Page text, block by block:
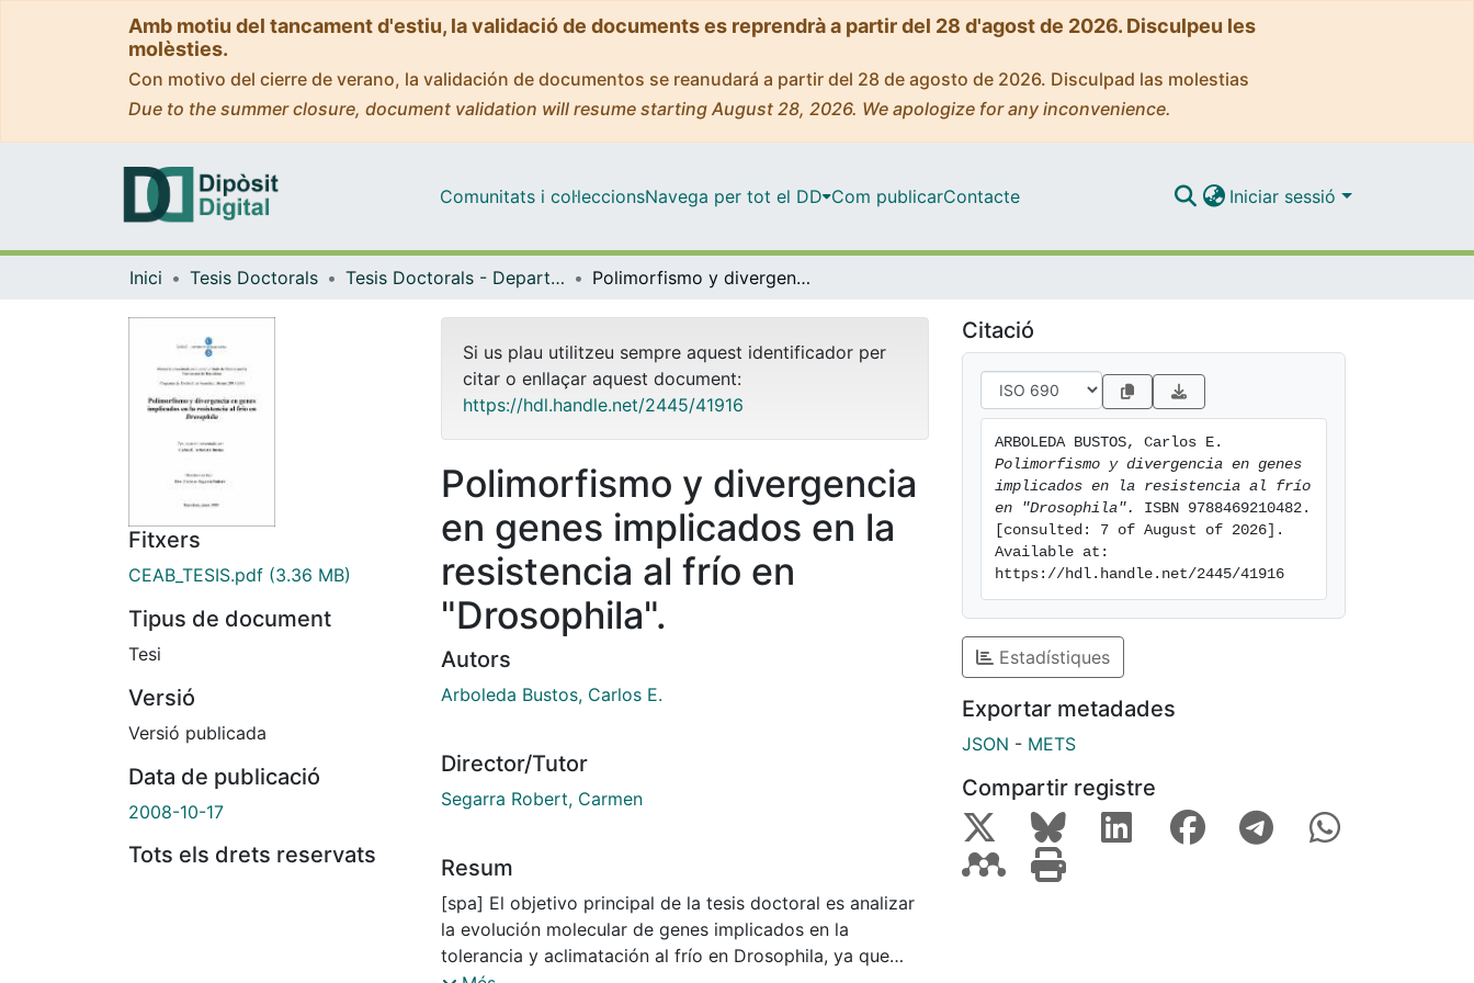
Amb motiu del tancament d'estiu, la validació de documents es reprendrà a partir del 28 d'agost de 2026. Disculpeu les
molèsties.
Con motivo del cierre de verano, la validación de documentos se reanudará a partir del 28 de agosto de 2026. Disculpad las molestias
Due to the summer closure, document validation will resume starting August 28, 2026. We apologize for any inconvenience.
Comunitats i col·leccionsNavega per tot el DD Com publicarContacte Iniciar sessió
Inici Tesis Doctorals Tesis Doctorals - Departament - Genètica Polimorfismo y divergencia en genes implicados en la resistencia al frío en "Drosophila".
Fitxers
CEAB_TESIS.pdf (3.36 MB)
Tipus de document
Tesi
Versió
Versió publicada
Data de publicació
2008-10-17
Tots els drets reservats
Si us plau utilitzeu sempre aquest identificador per
citar o enllaçar aquest document:
https://hdl.handle.net/2445/41916
Polimorfismo y divergencia
en genes implicados en la
resistencia al frío en
"Drosophila".
Autors
Arboleda Bustos, Carlos E.
Director/Tutor
Segarra Robert, Carmen
Resum
[spa] El objetivo principal de la tesis doctoral es analizar
la evolución molecular de genes implicados en la
tolerancia y aclimatación al frío en Drosophila, ya que
Citació
Polimorfismo y divergencia en genes
implicados en la resistencia al frío
en "Drosophila".
ISBN 9788469210482.
[consulted: 7 of August of 2026].
Available at:
https://hdl.handle.net/2445/41916
Estadístiques
Exportar metadades
JSON - METS
Compartir registre